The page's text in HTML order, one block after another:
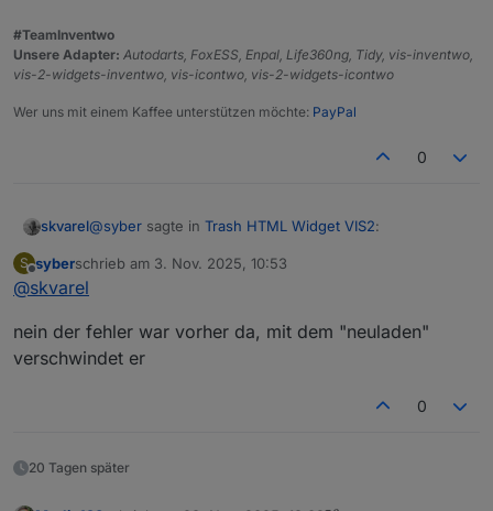
#TeamInventwo
Unsere Adapter: Autodarts, FoxESS, Enpal, Life360ng, Tidy, vis-inventwo,
vis-2-widgets-inventwo, vis-icontwo, vis-2-widgets-icontwo
Wer uns mit einem Kaffee unterstützen möchte: PayPal
0
skvarel@syber sagte in Trash HTML Widget VIS2:
hier triggere ich
Da steh extra 'Finger weg ' ... es kann sein, dass der
Fehler durch deine Änderung kommt. Da kann ich so
leider nicht helfen.
S
Offline
syberschrieb am 3. Nov. 2025, 10:53
zuletzt editiert von
@skvarel
nein der fehler war vorher da, mit dem "neuladen"
verschwindet er
0
20 Tagen später